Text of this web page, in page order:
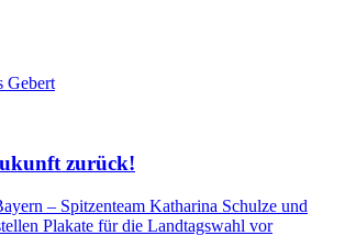
Gebert
zurück!
– Spitzenteam Katharina Schulze und
Plakate für die Landtagswahl vor